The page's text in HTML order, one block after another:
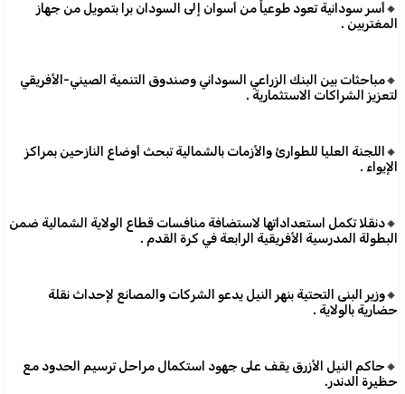
🔸أسر سودانية تعود طوعياً من أسوان إلى السودان برا بتمويل من جهاز
المغتربين .
🔸مباحثات بين البنك الزراعي السوداني وصندوق التنمية الصيني-الأفريقي
لتعزيز الشراكات الاستثمارية .
🔸اللجنة العليا للطوارئ والأزمات بالشمالية تبحث أوضاع النازحين بمراكز
الإيواء .
🔸دنقلا تكمل استعداداتها لاستضافة منافسات قطاع الولاية الشمالية ضمن
البطولة المدرسية الأفريقية الرابعة في كرة القدم .
🔸وزير البنى التحتية بنهر النيل يدعو الشركات والمصانع لإحداث نقلة
حضارية بالولاية .
🔸حاكم النيل الأزرق يقف على جهود استكمال مراحل ترسيم الحدود مع
حظيرة الدندر.